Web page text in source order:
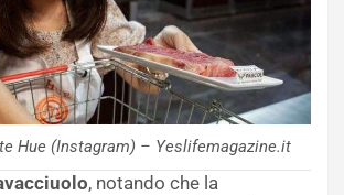
Hue (Instagram) – Yeslifemagazine.it
, notando che la